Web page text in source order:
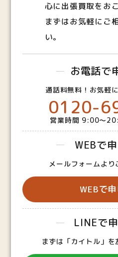
心に出張買取をお
まずはお気軽にご
い。
お電話で
通話料無料！お気軽
0120-
営業時間 9:00～
WEBで
メールフォームより
WEBで
LINEで
まずは「カイトル」を